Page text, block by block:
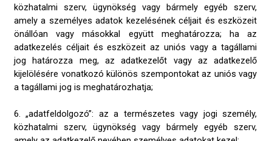
közhatalmi szerv, ügynökség vagy bármely egyéb szerv,
amely a személyes adatok kezelésének céljait és eszközeit
önállóan vagy másokkal együtt meghatározza; ha az
adatkezelés céljait és eszközeit az uniós vagy a tagállami
jog határozza meg, az adatkezelőt vagy az adatkezelő
kijelölésére vonatkozó különös szempontokat az uniós vagy
a tagállami jog is meghatározhatja;
6. „adatfeldolgozó”: az a természetes vagy jogi személy,
közhatalmi szerv, ügynökség vagy bármely egyéb szerv,